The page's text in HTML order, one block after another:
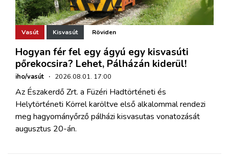
Vasút Kisvasút Röviden
Hogyan fér fel egy ágyú egy kisvasúti
pőrekocsira? Lehet, Pálházán kiderül!
iho/vasút · 2026.08.01. 17:00
Az Északerdő Zrt. a Füzéri Hadtörténeti és
Helytörténeti Körrel karöltve első alkalommal rendezi
meg hagyományőrző pálházi kisvasutas vonatozását
augusztus 20-án.